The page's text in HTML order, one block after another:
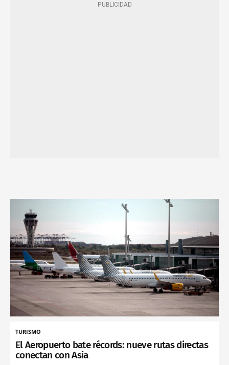
TURISMO
El Aeropuerto bate récords: nueve rutas directas
conectan con Asia